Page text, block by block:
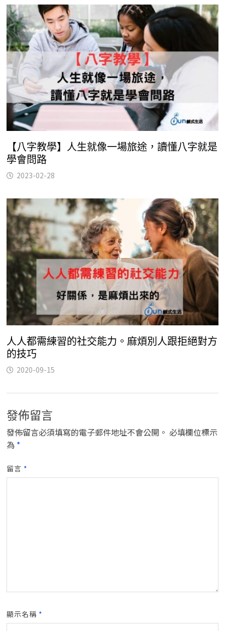
【八字教學】人生就像一場旅途，讀懂八字就是
學會問路
2023-02-28
人人都需練習的社交能力。麻煩別人跟拒絕對方
的技巧
2020-09-15
發佈留言
發佈留言必須填寫的電子郵件地址不會公開。 必填欄位標示
為 *
留言 *
顯示名稱 *